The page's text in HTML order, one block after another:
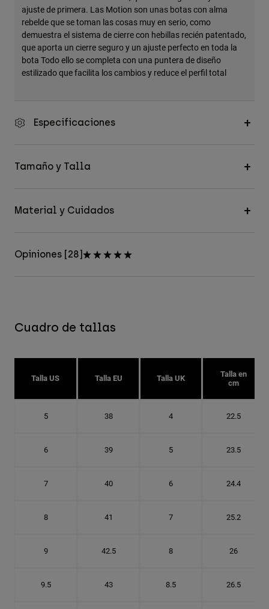
ajuste de primera. Las Motion son unas botas con alma
rebelde que se toman las cosas muy en serio, como
demuestra el sistema de cierre con hebillas recién patentado,
que aporta un cierre seguro y un ajuste perfecto en toda la
bota Todo ello se completa con una puntera de diseño
estilizado que facilita los cambios y reduce el perfil total
Especificaciones
Tamaño y Talla
Material y Cuidados
Opiniones [28]
Cuadro de tallas
Talla US Talla EU Talla UK
Talla en
cm
5 38 4 22.5
6 39 5 23.5
7 40 6 24.4
8 41 7 25.2
9 42.5 8 26
9.5 43 8.5 26.5